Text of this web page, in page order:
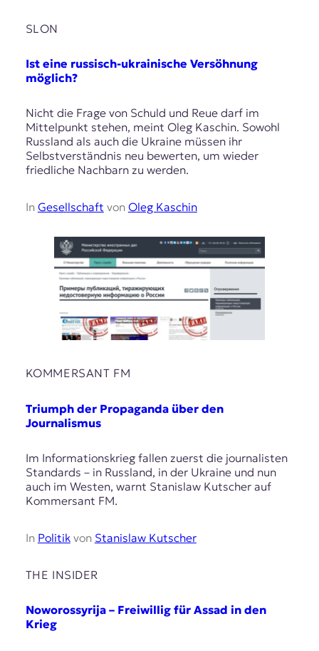
SLON
Ist eine russisch-ukrainische Versöhnung
möglich?
Nicht die Frage von Schuld und Reue darf im
Mittelpunkt stehen, meint Oleg Kaschin. Sowohl
Russland als auch die Ukraine müssen ihr
Selbstverständnis neu bewerten, um wieder
friedliche Nachbarn zu werden.
In Gesellschaft von Oleg Kaschin
KOMMERSANT FM
Triumph der Propaganda über den
Journalismus
Im Informationskrieg fallen zuerst die journalisten
Standards – in Russland, in der Ukraine und nun
auch im Westen, warnt Stanislaw Kutscher auf
Kommersant FM.
In Politikvon Stanislaw Kutscher
THE INSIDER
Noworossyrija – Freiwillig für Assad in den
Krieg